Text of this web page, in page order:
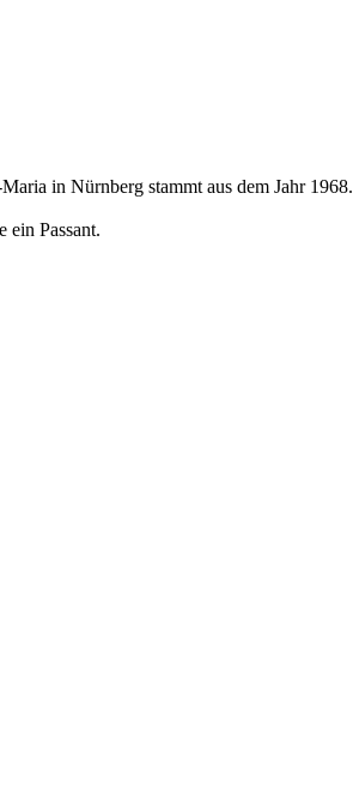
in Nürn­berg stammt aus dem Jahr 1968.
ein Pas­sant.